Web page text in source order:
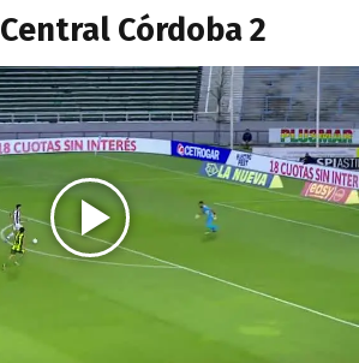
Córdoba 2